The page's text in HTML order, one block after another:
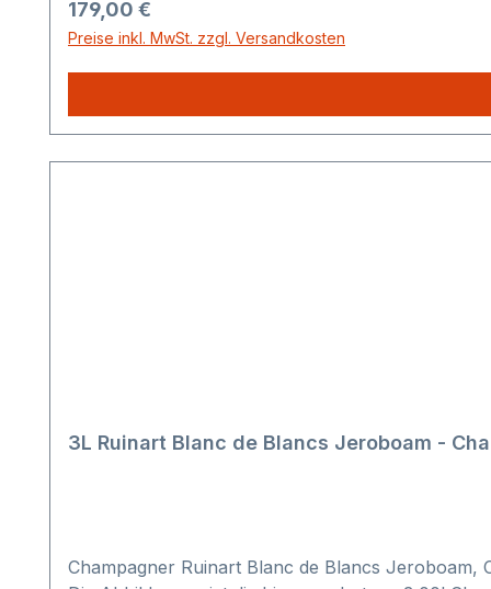
Regulärer Preis:
179,00 €
Preise inkl. MwSt. zzgl. Versandkosten
3L Ruinart
Champagner Ruinart Blanc de Blancs